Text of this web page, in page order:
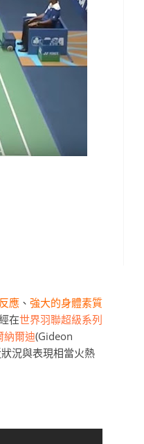
應 、 強大的身體素質
在世界羽聯超級系列
納爾迪(Gideon
況與表現相當火熱